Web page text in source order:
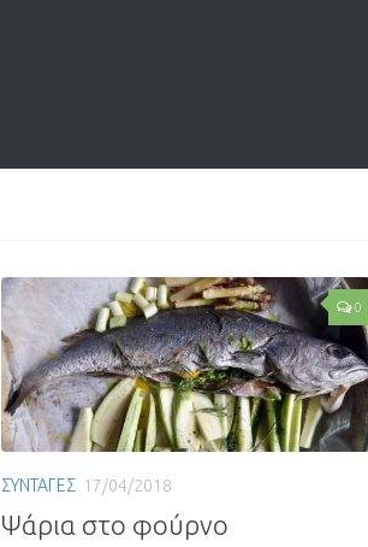
0
ΣΥΝΤΑΓΕΣ 17/04/2018
Ψάρια στο φούρνο